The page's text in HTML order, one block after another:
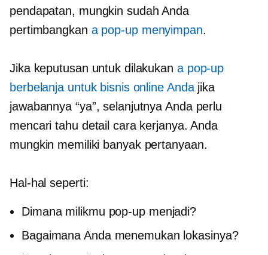
pendapatan, mungkin sudah Anda
pertimbangkan a pop-upmenyimpan.
Jika keputusan untuk dilakukan a pop-up
berbelanja untuk bisnis online Andajika
jawabannya “ya”, selanjutnya Anda perlu
mencari tahu detail cara kerjanya. Anda
mungkin memiliki banyak pertanyaan.
Hal-hal seperti:
Dimana milikmu pop-upmenjadi?
Bagaimana Anda menemukan lokasinya?